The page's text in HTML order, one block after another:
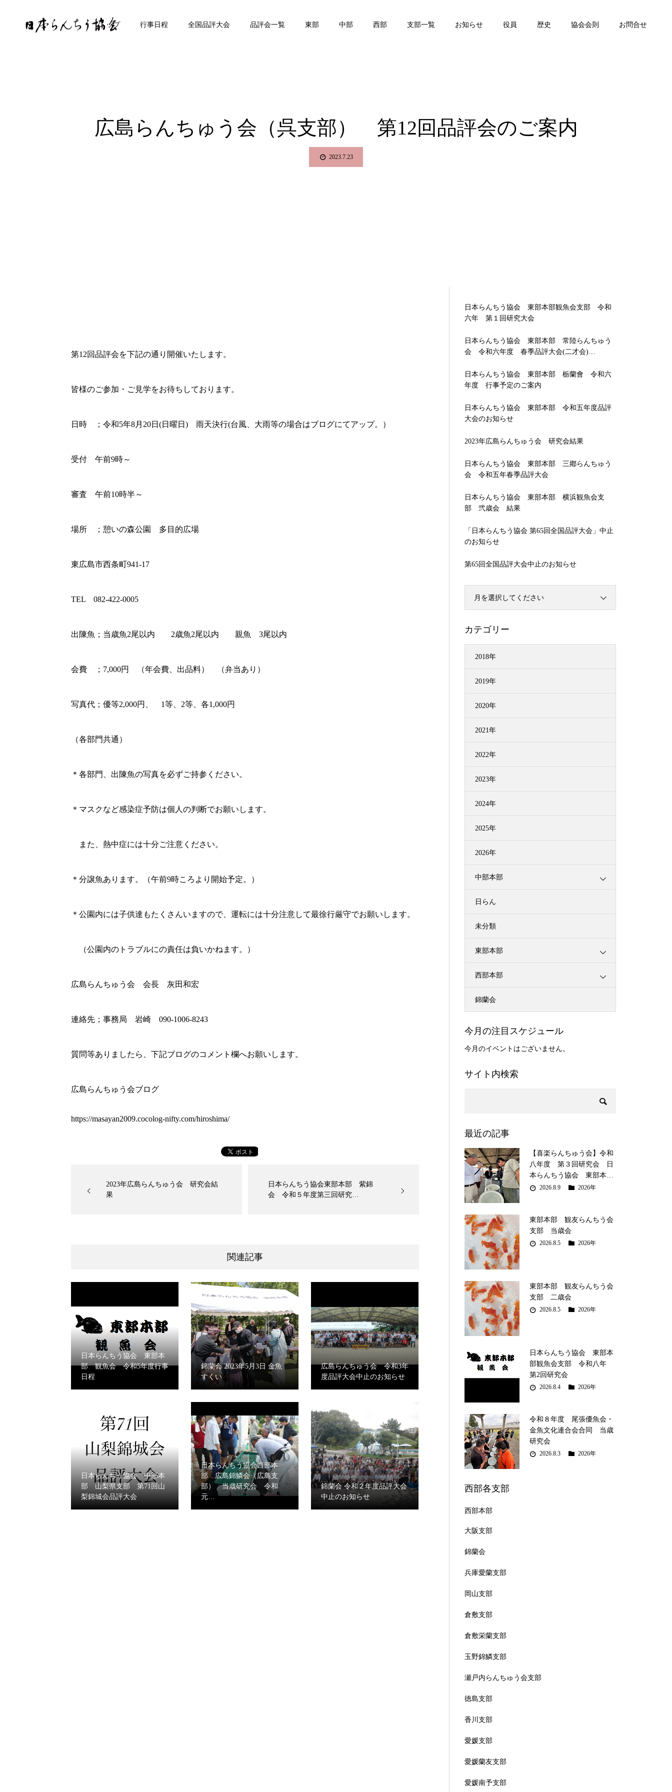
トップ 行事日程 全国品評大会 品評会一覧 東部 中部 西部 支部一覧 お知らせ 役員 歴史 協会会則 お問合せ
広島らんちゅう会（呉支部） 第12回品評会のご案内
2023.7.23
第12回品評会を下記の通り開催いたします。
皆様のご参加・ご見学をお待ちしております。
日時 ；令和5年8月20日(日曜日) 雨天決行(台風、大雨等の場合はブログにてアップ。）
受付 午前9時～
審査 午前10時半～
場所 ；憩いの森公園 多目的広場
東広島市西条町941-17
TEL 082-422-0005
出陳魚；当歳魚2尾以内 2歳魚2尾以内 親魚 3尾以内
会費 ；7,000円 （年会費、出品料） （弁当あり）
写真代；優等2,000円、 1等、2等、各1,000円
（各部門共通）
＊各部門、出陳魚の写真を必ずご持参ください。
＊マスクなど感染症予防は個人の判断でお願いします。
また、熱中症には十分ご注意ください。
＊分譲魚あります。（午前9時ころより開始予定。）
＊公園内には子供達もたくさんいますので、運転には十分注意して最徐行厳守でお願いします。
（公園内のトラブルにの責任は負いかねます。）
広島らんちゅう会 会長 灰田和宏
連絡先；事務局 岩崎 090-1006-8243
質問等ありましたら、下記ブログのコメント欄へお願いします。
広島らんちゅう会ブログ
https://masayan2009.cocolog-nifty.com/hiroshima/
2023年広島らんちゅう会 研究会結
果
日本らんちう協会東部本部 紫錦
会 令和５年度第三回研究…
関連記事
日本らんちう協会 東部本
部 観魚会 令和5年度行事
日程
錦蘭会 2023年5月3日 金魚
すくい
広島らんちゅう会 令和3年
度品評大会中止のお知らせ
日本らんちう協会 中部本
部 山梨県支部 第71回山
梨錦城会品評大会
日本らんちう協会西部本
部 広島錦鱗会（広島支
部） 当歳研究会 令和
元…
錦蘭会 令和２年度品評大会
中止のお知らせ
日本らんちう協会 東部本部観魚会支部 令和
六年 第１回研究大会
日本らんちう協会 東部本部 常陸らんちゅう
会 令和六年度 春季品評大会(二才会)…
日本らんちう協会 東部本部 栃蘭會 令和六
年度 行事予定のご案内
日本らんちう協会 東部本部 令和五年度品評
大会のお知らせ
2023年広島らんちゅう会 研究会結果
日本らんちう協会 東部本部 三鄕らんちゅう
会 令和五年春季品評大会
日本らんちう協会 東部本部 横浜観魚会支
部 弐歳会 結果
「日本らんちう協会 第65回全国品評大会」中止
のお知らせ
第65回全国品評大会中止のお知らせ
月を選択してください
カテゴリー
2018年
2019年
2020年
2021年
2022年
2023年
2024年
2025年
2026年
中部本部
日らん
未分類
東部本部
西部本部
錦蘭会
今月の注目スケジュール
今月のイベントはございません。
サイト内検索
最近の記事
【喜楽らんちゅう会】令和
八年度 第３回研究会 日
本らんちう協会 東部本…
2026.8.9 2026年
東部本部 観友らんちう会
支部 当歳会
2026.8.5 2026年
東部本部 観友らんちう会
支部 二歳会
2026.8.5 2026年
日本らんちう協会 東部本
部観魚会支部 令和八年
第2回研究会
2026.8.4 2026年
令和８年度 尾張優魚会・
金魚文化連合会合同 当歳
研究会
2026.8.3 2026年
西部各支部
西部本部
大阪支部
錦蘭会
兵庫愛蘭支部
岡山支部
倉敷支部
倉敷栄蘭支部
玉野錦鱗支部
瀬戸内らんちゅう会支部
徳島支部
香川支部
愛媛支部
愛媛蘭友支部
愛媛南予支部